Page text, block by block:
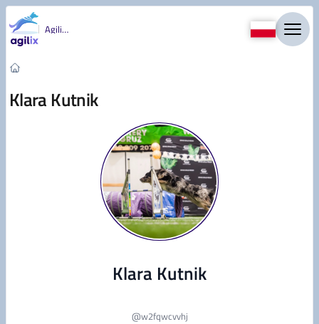
Przejdź do treści
Agility
Klara Kutnik
Klara Kutnik
@w2fqwcvvhj